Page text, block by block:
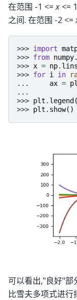
在范围 -1 <=x <=
之间. 在范围 -2 <=
>>> import
>>> from
>>> x = np.
>>> for i in
...
ax =
...
>>> plt . legend (
>>> plt . show()
可以看出,"良好"部
比雪夫多项式进